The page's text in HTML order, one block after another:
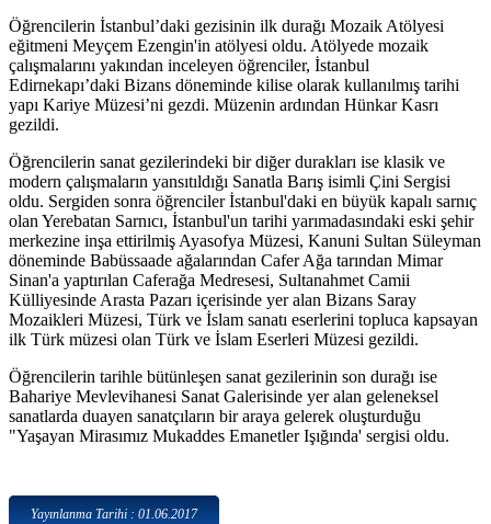
Öğrencilerin İstanbul’daki gezisinin ilk durağı Mozaik Atölyesi
eğitmeni Meyçem Ezengin'in atölyesi oldu. Atölyede mozaik
çalışmalarını yakından inceleyen öğrenciler, İstanbul
Edirnekapı’daki Bizans döneminde kilise olarak kullanılmış tarihi
yapı Kariye Müzesi’ni gezdi. Müzenin ardından Hünkar Kasrı
gezildi.
Öğrencilerin sanat gezilerindeki bir diğer durakları ise klasik ve
modern çalışmaların yansıtıldığı Sanatla Barış isimli Çini Sergisi
oldu. Sergiden sonra öğrenciler İstanbul'daki en büyük kapalı sarnıç
olan Yerebatan Sarnıcı, İstanbul'un tarihi yarımadasındaki eski şehir
merkezine inşa ettirilmiş Ayasofya Müzesi, Kanuni Sultan Süleyman
döneminde Babüssaade ağalarından Cafer Ağa tarından Mimar
Sinan'a yaptırılan Caferağa Medresesi, Sultanahmet Camii
Külliyesinde Arasta Pazarı içerisinde yer alan Bizans Saray
Mozaikleri Müzesi, Türk ve İslam sanatı eserlerini topluca kapsayan
ilk Türk müzesi olan Türk ve İslam Eserleri Müzesi gezildi.
Öğrencilerin tarihle bütünleşen sanat gezilerinin son durağı ise
Bahariye Mevlevihanesi Sanat Galerisinde yer alan geleneksel
sanatlarda duayen sanatçıların bir araya gelerek oluşturduğu
"Yaşayan Mirasımız Mukaddes Emanetler Işığında' sergisi oldu.
Yayınlanma Tarihi : 01.06.2017